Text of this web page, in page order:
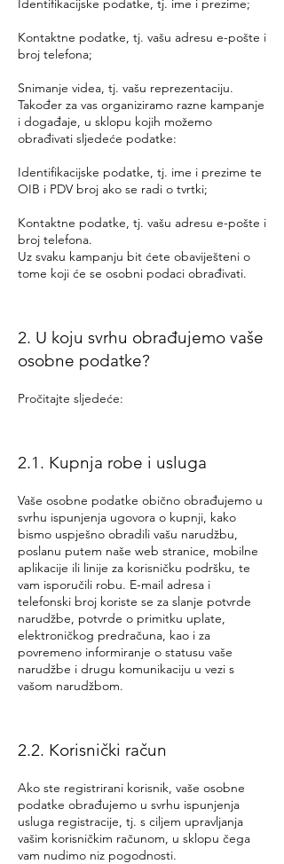
Identifikacijske podatke, tj. ime i prezime;
Kontaktne podatke, tj. vašu adresu e-pošte i
broj telefona;
Snimanje videa, tj. vašu reprezentaciju.
Također za vas organiziramo razne kampanje
i događaje, u sklopu kojih možemo
obrađivati ​​sljedeće podatke:
Identifikacijske podatke, tj. ime i prezime te
OIB i PDV broj ako se radi o tvrtki;
Kontaktne podatke, tj. vašu adresu e-pošte i
broj telefona.
Uz svaku kampanju bit ćete obaviješteni o
tome koji će se osobni podaci obrađivati.
2. U koju svrhu obrađujemo vaše
osobne podatke?
Pročitajte sljedeće:
2.1. Kupnja robe i usluga
Vaše osobne podatke obično obrađujemo u
svrhu ispunjenja ugovora o kupnji, kako
bismo uspješno obradili vašu narudžbu,
poslanu putem naše web stranice, mobilne
aplikacije ili linije za korisničku podršku, te
vam isporučili robu. E-mail adresa i
telefonski broj koriste se za slanje potvrde
narudžbe, potvrde o primitku uplate,
elektroničkog predračuna, kao i za
povremeno informiranje o statusu vaše
narudžbe i drugu komunikaciju u vezi s
vašom narudžbom.
2.2. Korisnički račun
Ako ste registrirani korisnik, vaše osobne
podatke obrađujemo u svrhu ispunjenja
usluga registracije, tj. s ciljem upravljanja
vašim korisničkim računom, u sklopu čega
vam nudimo niz pogodnosti.